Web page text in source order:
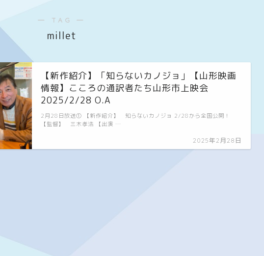
― TAG ―
millet
【新作紹介】「知らないカノジョ」【山形映画
情報】こころの通訳者たち山形市上映会
2025/2/28 O.A
2025年2月28日
2月28日放送① 【新作紹介】 知らないカノジョ 2/28から全国公開！
【監督】 三木孝浩 【出演 …